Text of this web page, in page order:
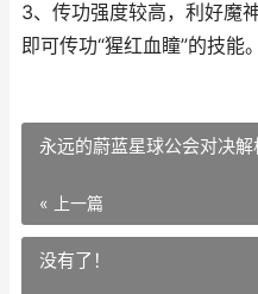
3、传功强度较高，利好魔
即可传功“猩红血瞳”的技能。
永远的蔚蓝星球公会对决
« 上一篇
没有了！